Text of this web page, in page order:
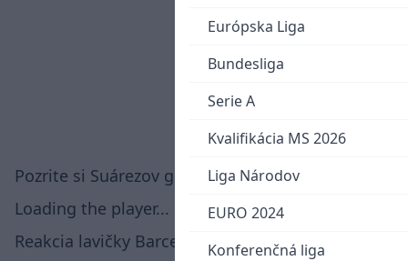
Európska Liga
Bundesliga
Serie A
Kvalifikácia MS 2026
Liga Národov
EURO 2024
Konferenčná liga
Pozrite si Suárezov gól aj v originálmom videu:
Loading the player...
Reakcia lavičky Barcelony po tomto góle: